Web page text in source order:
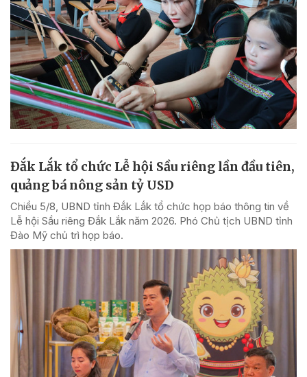
Đắk Lắk tổ chức Lễ hội Sầu riêng lần đầu tiên,
quảng bá nông sản tỷ USD
Chiều 5/8, UBND tỉnh Đắk Lắk tổ chức họp báo thông tin về
Lễ hội Sầu riêng Đắk Lắk năm 2026. Phó Chủ tịch UBND tỉnh
Đào Mỹ chủ trì họp báo.